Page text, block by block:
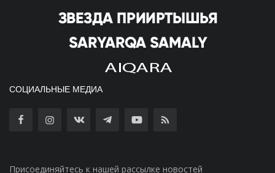
СОЦИАЛЬНЫЕ МЕДИА
Присоединяйтесь к нашей рассылке новостей